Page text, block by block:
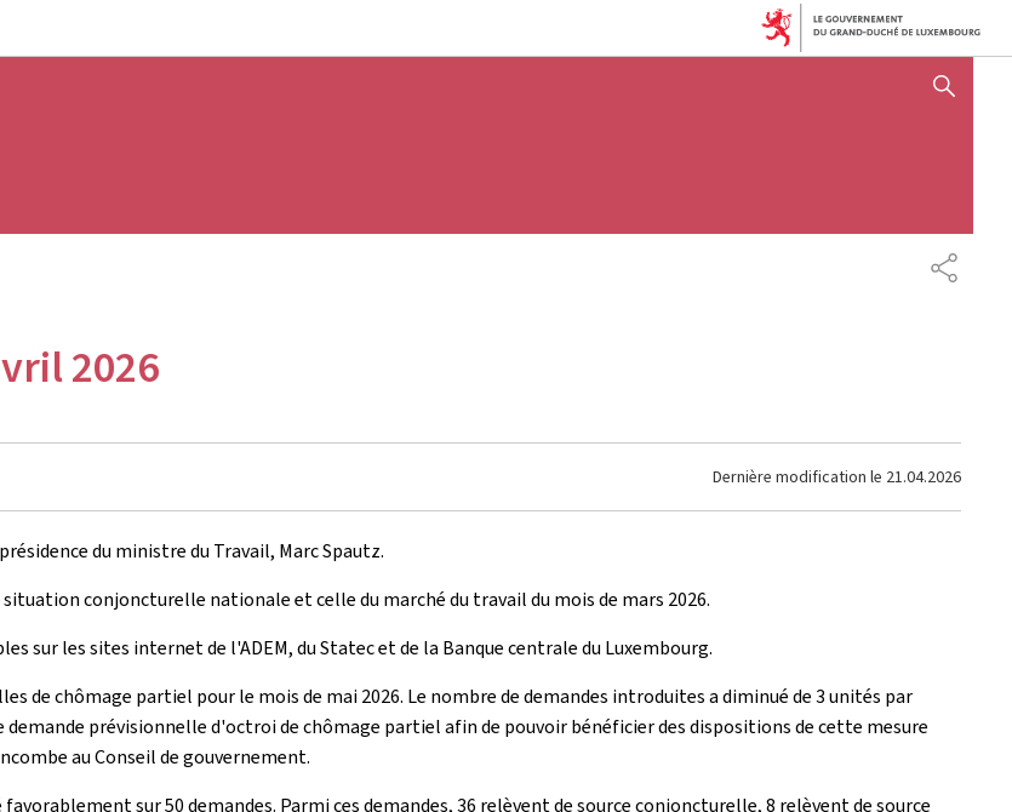
AFFICHER / MASQUER
2026
Dernière modification le 21.04.2026
du ministre du Travail, Marc Spautz.
conjoncturelle nationale et celle du marché du travail du mois de mars 2026.
sur les sites internet de l'ADEM, du Statec et de la Banque centrale du Luxembourg.
de chômage partiel pour le mois de mai 2026. Le nombre de demandes introduites a diminué de 3 unités par
prévisionnelle d'octroi de chômage partiel afin de pouvoir bénéficier des dispositions de cette mesure
au Conseil de gouvernement.
sur 50 demandes. Parmi ces demandes, 36 relèvent de source conjoncturelle, 8 relèvent de source